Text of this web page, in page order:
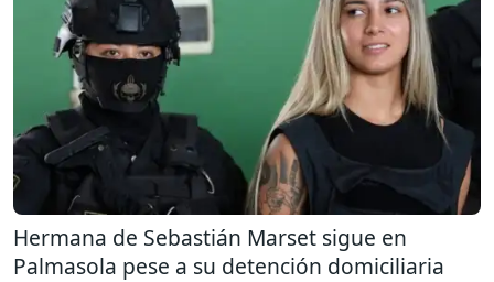
Hermana de Sebastián Marset sigue en
Palmasola pese a su detención domiciliaria